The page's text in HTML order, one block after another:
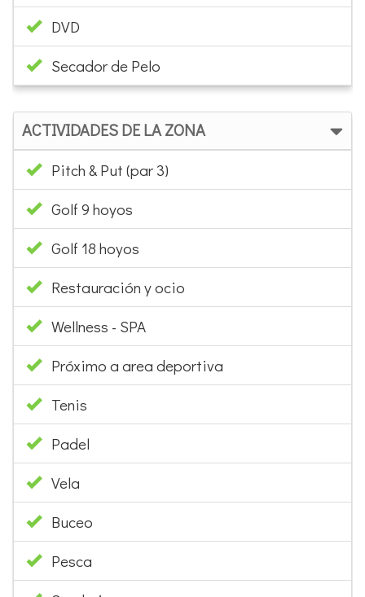
DVD
Secador de Pelo
ACTIVIDADES DE LA ZONA
Pitch & Put (par 3)
Golf 9 hoyos
Golf 18 hoyos
Restauración y ocio
Wellness - SPA
Próximo a area deportiva
Tenis
Padel
Vela
Buceo
Pesca